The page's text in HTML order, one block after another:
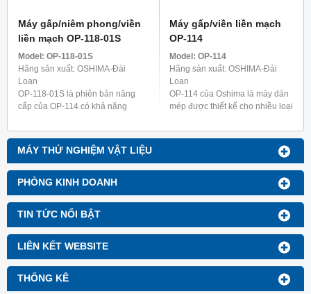
MÁY THỬ NGHIỆM VẬT LIỆU
PHÒNG KINH DOANH
TIN TỨC NỔI BẬT
LIÊN KẾT WEBSITE
THỐNG KÊ
Máy gấp/niêm phong/viền
liền mạch OP-118-01S
Model: OP-118-01S
Hãng sản xuất: OSHIMA-Đài
Loan
OP-118-01S là phiên bản nâng
cấp của OP-114 có khả năng
thêm máy dán. Máy này được
thiết kế đặc biệt để làm dây ...
Máy gấp/viền liền mạch
OP-114
Model: OP-114
Hãng sản xuất: OSHIMA-Đài
Loan
OP-114 của Oshima là máy dán
mép được thiết kế cho nhiều loại
lót nữ, áo sơ mi và quần áo chức